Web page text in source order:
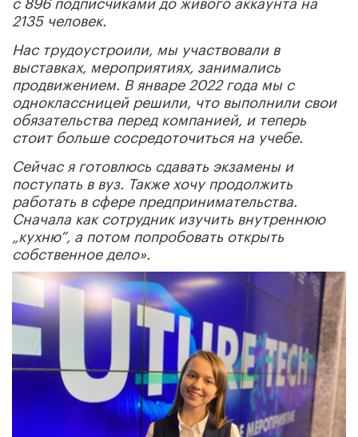
2135 человек.
Нас трудоустроили, мы участвовали в
выставках, мероприятиях, занимались
продвижением. В январе 2022 года мы с
одноклассницей решили, что выполнили свои
обязательства перед компанией, и теперь
стоит больше сосредоточиться на учебе.
Сейчас я готовлюсь сдавать экзамены и
поступать в вуз. Также хочу продолжить
работать в сфере предпринимательства.
Сначала как сотрудник изучить внутреннюю
„кухню”, а потом попробовать открыть
собственное дело».